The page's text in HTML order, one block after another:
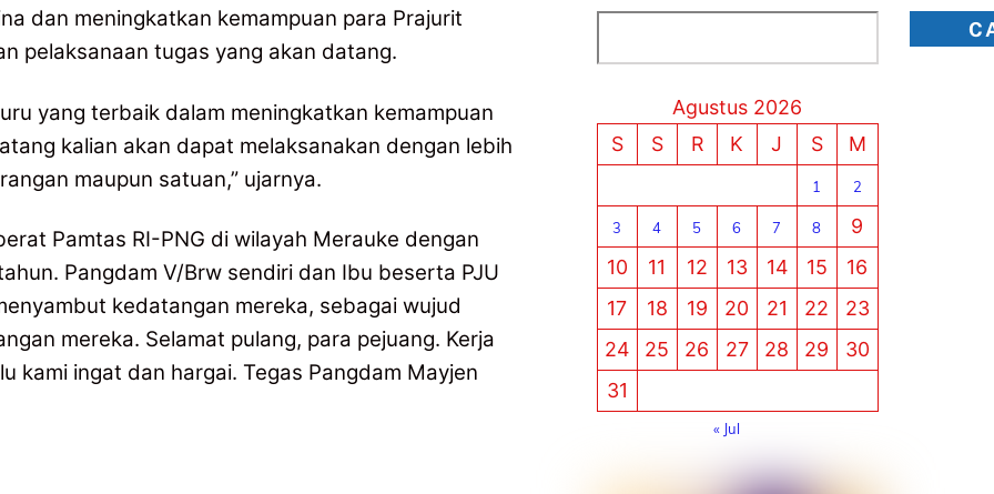
dan meningkatkan kemampuan para Prajurit
pelaksanaan tugas yang akan datang.
yang terbaik dalam meningkatkan kemampuan
kalian akan dapat melaksanakan dengan lebih
maupun satuan,” ujarnya.
Pamtas RI-PNG di wilayah Merauke dengan
Pangdam V/Brw sendiri dan Ibu beserta PJU
kedatangan mereka, sebagai wujud
mereka. Selamat pulang, para pejuang. Kerja
kami ingat dan hargai. Tegas Pangdam Mayjen
Agustus 2026
S
S R K J S M
1 2
3 4 5 6 7 8
9
10
11 12 13 14 15
16
17
18 19 20 21 22
23
24
25 26 27 28 29
30
31
« Jul